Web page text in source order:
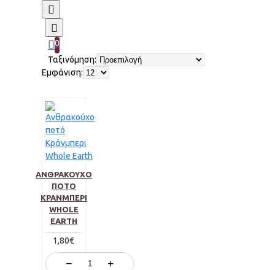
0
Ταξινόμηση:
Εμφάνιση:
ΑΝΘΡΑΚΟΎΧΟ
ΠΟΤΌ
ΚΡΆΝΜΠΕΡΙ
WHOLE
EARTH
1,80€
− +